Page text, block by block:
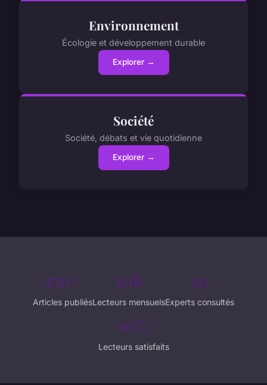
Environnement
Écologie et développement durable
Explorer →
Société
Société, débats et vie quotidienne
Explorer →
250+
Articles publiés
30k
Lecteurs mensuels
50
Experts consultés
95%
Lecteurs satisfaits